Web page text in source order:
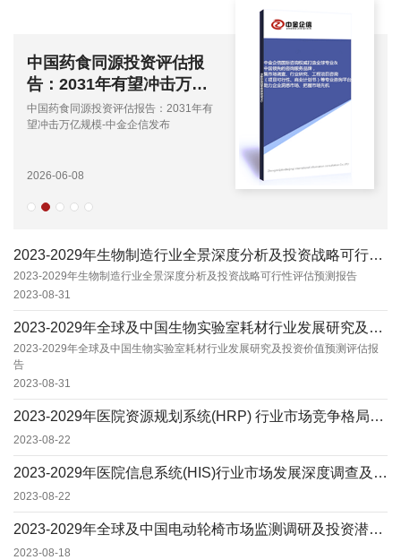
中国药食同源投资评估报
告：2031年有望冲击万亿
规模-中金企信发布
中国药食同源投资评估报告：2031年有
望冲击万亿规模-中金企信发布
2026-06-08
2023-2029年生物制造行业全景深度分析及投资战略可行性评估预测报告
2023-2029年生物制造行业全景深度分析及投资战略可行性评估预测报告
2023-08-31
2023-2029年全球及中国生物实验室耗材行业发展研究及投资价值预测评估报告
2023-2029年全球及中国生物实验室耗材行业发展研究及投资价值预测评估报
告
2023-08-31
2023-2029年医院资源规划系统(HRP) 行业市场竞争格局调查分析及发展战略规划评估...
2023-08-22
2023-2029年医院信息系统(HIS)行业市场发展深度调查及投资战略可行性报告
2023-08-22
2023-2029年全球及中国电动轮椅市场监测调研及投资潜力评估预测报告
2023-08-18